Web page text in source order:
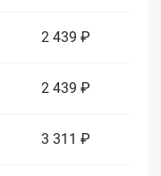
2 439 ₽
2 439 ₽
3 311 ₽